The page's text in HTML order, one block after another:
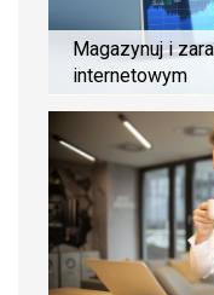
Magazynuj i
internetowym